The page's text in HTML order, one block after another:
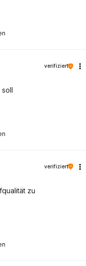
verifiziert
verifiziert
zu